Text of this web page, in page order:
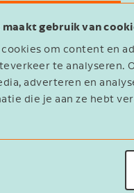
maakt gebruik van
cookies om content en
te analyseren.
adverteren en
die je aan ze hebt